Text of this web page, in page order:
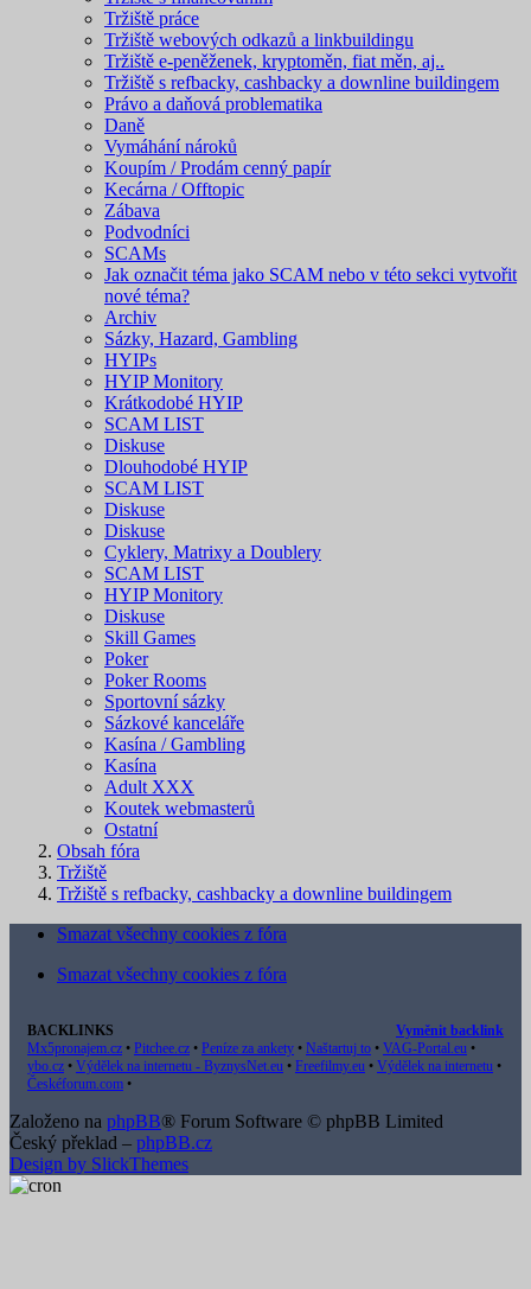
Tržiště práce
Tržiště webových odkazů a linkbuildingu
Tržiště e-peněženek, kryptoměn, fiat měn, aj..
Tržiště s refbacky, cashbacky a downline buildingem
Právo a daňová problematika
Daně
Vymáhání nároků
Koupím / Prodám cenný papír
Kecárna / Offtopic
Zábava
Podvodníci
SCAMs
Jak označit téma jako SCAM nebo v této sekci vytvořit
nové téma?
Archiv
Sázky, Hazard, Gambling
HYIPs
HYIP Monitory
Krátkodobé HYIP
SCAM LIST
Diskuse
Dlouhodobé HYIP
SCAM LIST
Diskuse
Diskuse
Cyklery, Matrixy a Doublery
SCAM LIST
HYIP Monitory
Diskuse
Skill Games
Poker
Poker Rooms
Sportovní sázky
Sázkové kanceláře
Kasína / Gambling
Kasína
Adult XXX
Koutek webmasterů
Ostatní
Obsah fóra
Tržiště
Tržiště s refbacky, cashbacky a downline buildingem
Smazat všechny cookies z fóra
Smazat všechny cookies z fóra
BACKLINKS
Vyměnit backlink
Mx5pronajem.cz • Pitchee.cz • Peníze za ankety • Naštartuj to • VAG-Portal.eu •
ybo.cz • Výdělek na internetu - ByznysNet.eu • Freefilmy.eu • Výdělek na internetu •
Českéforum.com •
Založeno na phpBB® Forum Software © phpBB Limited
Český překlad – phpBB.cz
Design by SlickThemes